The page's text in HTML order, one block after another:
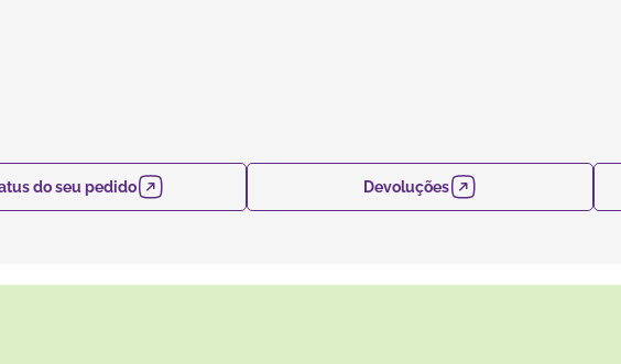
do seu pedido Devoluções